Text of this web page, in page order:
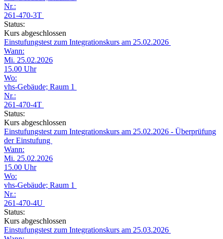
Nr.:
261-470-3T
Status:
Kurs abgeschlossen
Einstufungstest zum Integrationskurs am 25.02.2026
Wann:
Mi. 25.02.2026
15.00 Uhr
Wo:
vhs-Gebäude; Raum 1
Nr.:
261-470-4T
Status:
Kurs abgeschlossen
Einstufungstest zum Integrationskurs am 25.02.2026 - Überprüfung
der Einstufung
Wann:
Mi. 25.02.2026
15.00 Uhr
Wo:
vhs-Gebäude; Raum 1
Nr.:
261-470-4U
Status:
Kurs abgeschlossen
Einstufungstest zum Integrationskurs am 25.03.2026